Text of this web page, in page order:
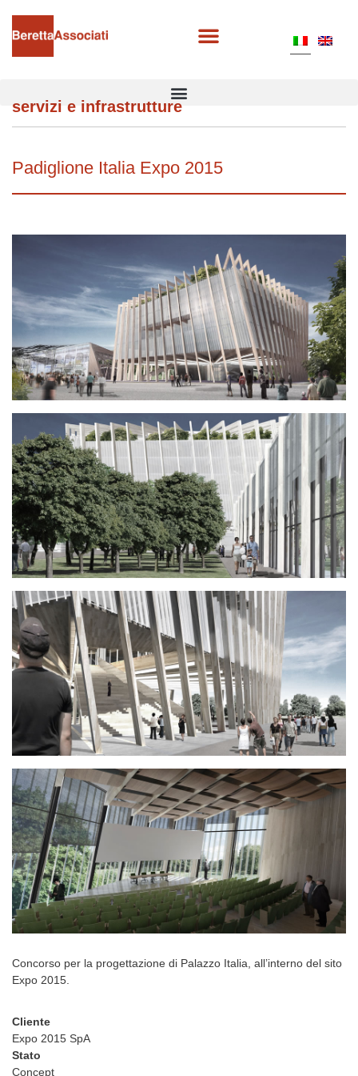
servizi e infrastrutture
Padiglione Italia Expo 2015
Concorso per la progettazione di Palazzo Italia, all’interno del sito
Expo 2015.
Cliente
Expo 2015 SpA
Stato
Concept